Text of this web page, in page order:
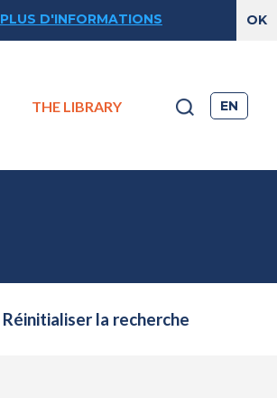
PLUS D'INFORMATIONS
THE LIBRARY EN
Réinitialiser la recherche